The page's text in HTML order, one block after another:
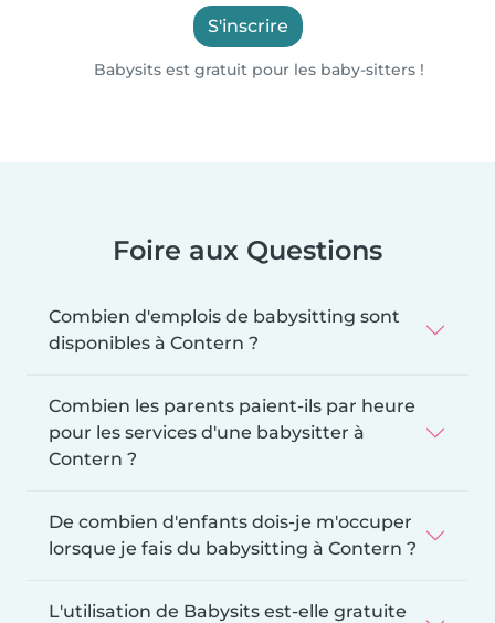
S'inscrire
Babysits est gratuit pour les baby-sitters !
Foire aux Questions
Combien d'emplois de babysitting sont
disponibles à Contern ?
Combien les parents paient-ils par heure
pour les services d'une babysitter à
Contern ?
De combien d'enfants dois-je m'occuper
lorsque je fais du babysitting à Contern ?
L'utilisation de Babysits est-elle gratuite